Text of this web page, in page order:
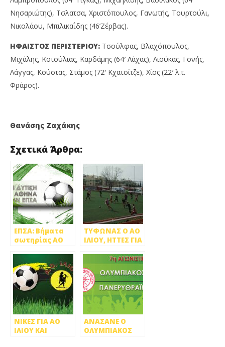
Νησαριώτης), Τσλατσα, Χριστόπουλος, Γανωτής, Τουρτούλι,
Νικολάου, Μπιλικαΐδης (46’Ζέρβας).
ΗΦΑΙΣΤΟΣ ΠΕΡΙΣΤΕΡΙΟΥ: Τσούλφας, Βλαχόπουλος,
Μιχάλης, Κοτούλιας, Καρδάμης (64′ Λάχας), Λιούκας, Γονής,
Λάγγας, Κούστας, Στάμος (72′ Κχατσίτζε), Χίος (22′ λ.τ.
Φράρος).
Θανάσης Ζαχάκης
Σχετικά Άρθρα:
ΕΠΣΑ: Βήματα
σωτηρίας ΑΟ
Ελεούσα
ΤΥΦΩΝΑΣ Ο ΑΟ
ΙΛΙΟΥ, ΗΤΤΕΣ ΓΙΑ
ΟΛΥΜΠΙΑΚΟ Λ.
ΝΙΚΕΣ ΓΙΑ ΑΟ
ΙΛΙΟΥ ΚΑΙ
ΑΝΑΣΑΝΕ Ο
ΟΛΥΜΠΙΑΚΟΣ